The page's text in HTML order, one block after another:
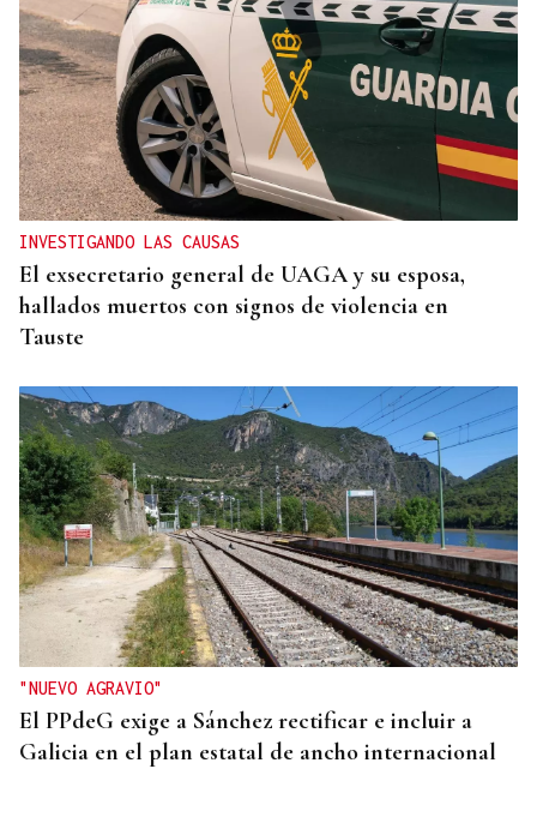
INVESTIGANDO LAS CAUSAS
El exsecretario general de UAGA y su esposa,
hallados muertos con signos de violencia en
Tauste
"NUEVO AGRAVIO"
El PPdeG exige a Sánchez rectificar e incluir a
Galicia en el plan estatal de ancho internacional